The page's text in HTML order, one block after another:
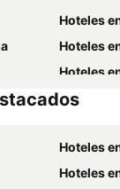
Hoteles
Hoteles
Hoteles
Hoteles
Hoteles
Hoteles